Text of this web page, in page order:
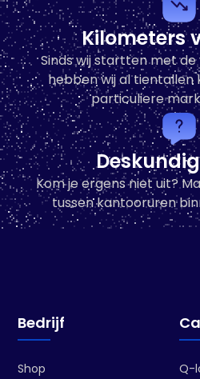
Kilometers
Sinds wij startten met
hebben wij al tientallen
particuliere
Kom je ergens niet uit?
tussen kantooruren
Q-
Bedrijf
Shop